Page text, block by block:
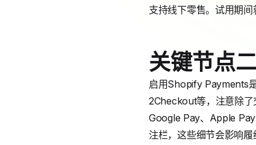
支持线下零售。试用期间
关键节点
启用Shopify Payments
2Checkout等，注意除了
Google Pay、Apple
注栏，这些细节会影响